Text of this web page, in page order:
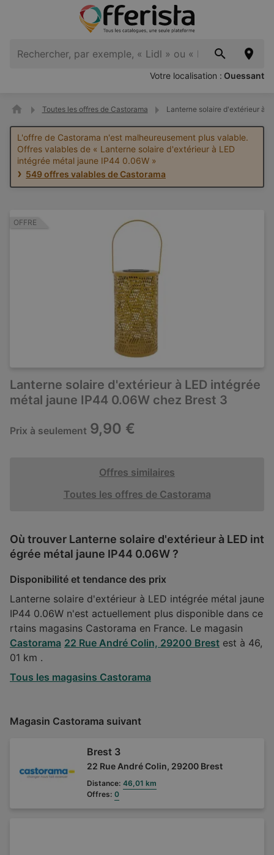
Votre localisation : Ouessant
Toutes les offres de Castorama Lanterne solaire d'extérieur à
L'offre de Castorama n'est malheureusement plus valable.
Offres valables de « Lanterne solaire d'extérieur à LED
intégrée métal jaune IP44 0.06W »
549 offres valables de Castorama
OFFRE
Lanterne solaire d'extérieur à LED intégrée
métal jaune IP44 0.06W chez Brest 3
Prix à seulement 9,90 €
Offres similaires
Toutes les offres de Castorama
Où trouver Lanterne solaire d'extérieur à LED int
égrée métal jaune IP44 0.06W ?
Disponibilité et tendance des prix
Lanterne solaire d'extérieur à LED intégrée métal jaune
IP44 0.06W n'est actuellement plus disponible dans ce
rtains magasins Castorama en France. Le magasin
Castorama 22 Rue André Colin, 29200 Brest est à 46,
01 km .
Tous les magasins Castorama
Magasin Castorama suivant
Brest 3
22 Rue André Colin, 29200 Brest
Distance: 46,01 km
Offres: 0